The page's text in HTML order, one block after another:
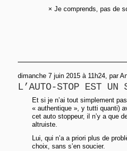
× Je comprends, pas de
dimanche 7 juin 2015 à 11h24, par
L’AUTO-STOP EST UN
Et si je n’ai tout simplement
« authentique », y tutti quanti)
cet auto stoppeur, il n’y a que
altruiste.
Lui, qui n’a a priori plus de
choix, sans s’en soucier.